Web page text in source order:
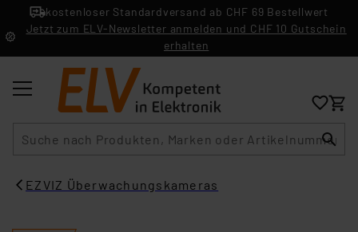
kostenloser Standardversand ab CHF 69 Bestellwert
Jetzt zum ELV-Newsletter anmelden und CHF 10 Gutschein
erhalten
EZVIZ Überwachungskameras